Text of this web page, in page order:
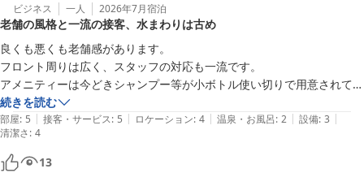
います。
これからもご満足いただけるホテルを目指してまいりますので、ぜ
ひまたお越しくださいませ。
スタッフ一同、心よりお待ちしております。
八戸プラザホテル　フロント
八戸プラザホテル
2026-05-19
ビジネス 一人 2026年7月宿泊
老舗の風格と一流の接客、水まわりは古め
良くも悪くも老舗感があります。
フロント周りは広く、スタッフの対応も一流です。
アメニティーは今どきシャンプー等が小ボトル使い切りで用意されてお
り良い懐かしさを感じました。
設備の古さは水まわりでは露呈してしまい、バスルームが狭いです。
また、洗面場の表面塗装が剥がれているのにも老朽化を感じましたが、
剥がれ方が丁寧な掃除の結果だとも見えます。
続きを読む
部屋: 5 | 接客・サービス: 5 | ロケーション: 4 | 温泉・お風呂: 2 | 設備: 3 |
清潔さ: 4
13